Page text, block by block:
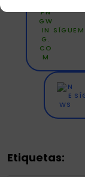
Etiquetas: